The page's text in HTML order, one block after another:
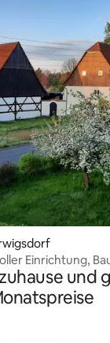
Einrichtung,
und